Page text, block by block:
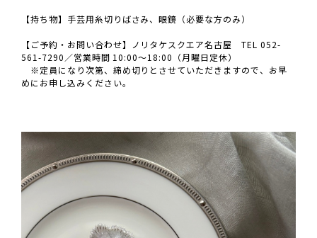
【持ち物】手芸用糸切りばさみ、眼鏡（必要な方のみ）
【ご予約・お問い合わせ】ノリタケスクエア名古屋 TEL 052-
561-7290／営業時間 10:00〜18:00（月曜日定休）
※定員になり次第、締め切りとさせていただきますので、お早
めにお申し込みください。